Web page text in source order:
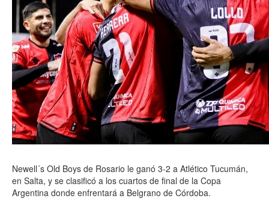
Newell´s Old Boys de Rosario le ganó 3-2 a Atlético Tucumán,
en Salta, y se clasificó a los cuartos de final de la Copa
Argentina donde enfrentará a Belgrano de Córdoba.